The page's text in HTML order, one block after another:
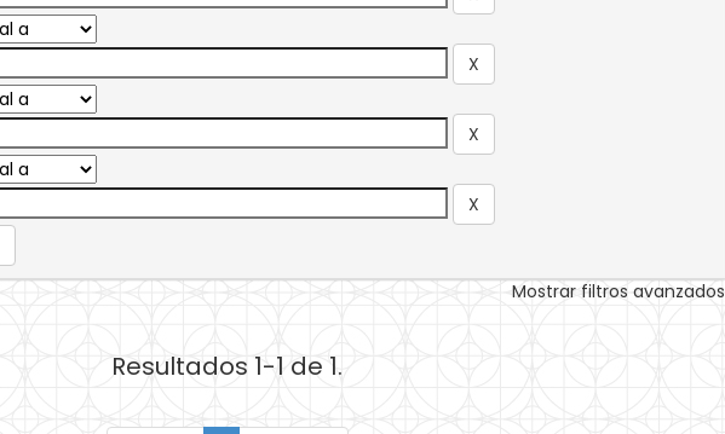
Mostrar filtros avanzados
Resultados 1-1 de 1.